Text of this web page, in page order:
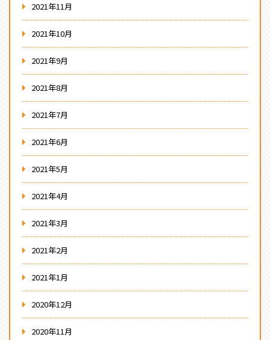
2021年11月
2021年10月
2021年9月
2021年8月
2021年7月
2021年6月
2021年5月
2021年4月
2021年3月
2021年2月
2021年1月
2020年12月
2020年11月